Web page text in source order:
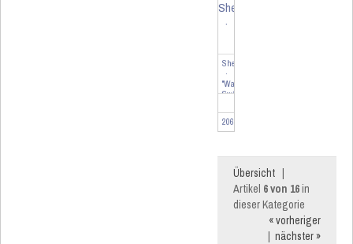
Shelly
·
"Wall
Switch
·
Wandtaster
·
206439
Übersicht |
Artikel 6 von 16in
dieser Kategorie
« vorheriger
| nächster »